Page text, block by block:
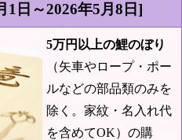
1日～2026年5月8日]
5万円以上の鯉のぼり
（矢車やロープ・ポー
ルなどの部品類のみを
除く。家紋・名入れ代
を含めてOK）の購